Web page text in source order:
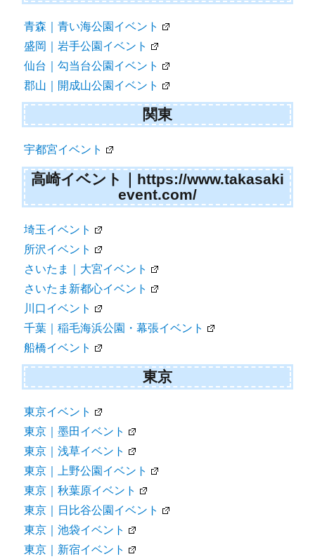
青森｜青い海公園イベント
盛岡｜岩手公園イベント
仙台｜勾当台公園イベント
郡山｜開成山公園イベント
関東
宇都宮イベント
高崎イベント｜https://www.takasaki
event.com/
埼玉イベント
所沢イベント
さいたま｜大宮イベント
さいたま新都心イベント
川口イベント
千葉｜稲毛海浜公園・幕張イベント
船橋イベント
東京
東京イベント
東京｜墨田イベント
東京｜浅草イベント
東京｜上野公園イベント
東京｜秋葉原イベント
東京｜日比谷公園イベント
東京｜池袋イベント
東京｜新宿イベント